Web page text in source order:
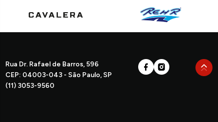
Rua Dr. Rafael de Barros, 596
CEP: 04003-043 - São Paulo, SP
(11) 3053-9560